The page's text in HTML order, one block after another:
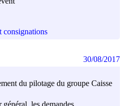
consignations
du pilotage du groupe Caisse
les demandes
30/08/2017